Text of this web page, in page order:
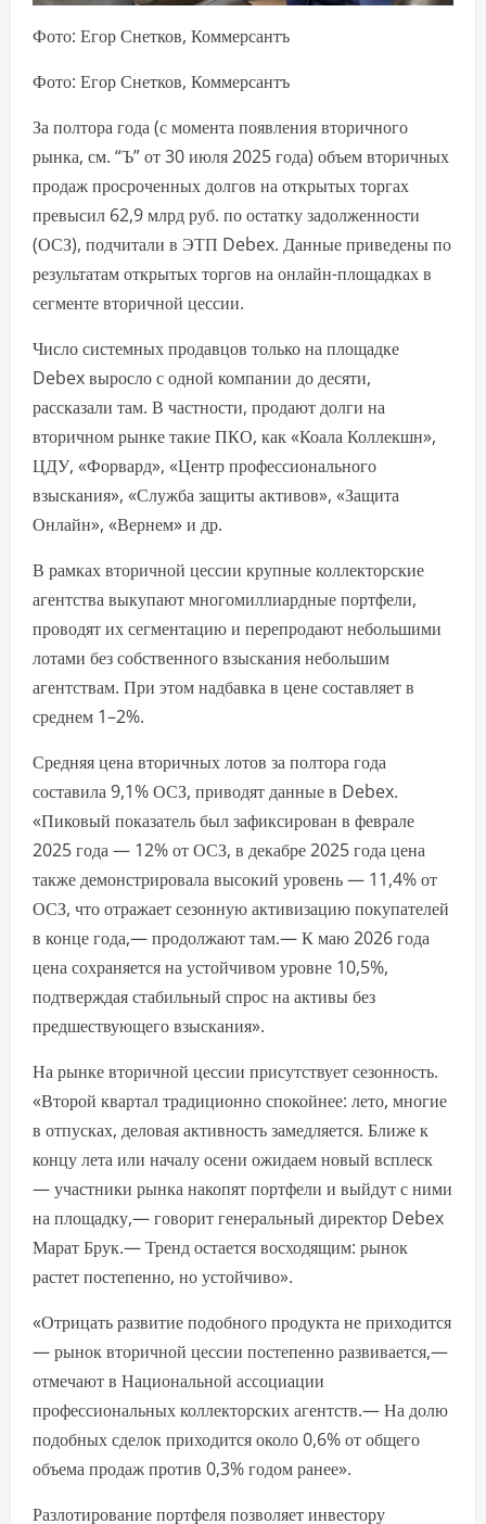
Фото: Егор Снетков, Коммерсантъ
Фото: Егор Снетков, Коммерсантъ
За полтора года (с момента появления вторичного
рынка, см. “Ъ” от 30 июля 2025 года) объем вторичных
продаж просроченных долгов на открытых торгах
превысил 62,9 млрд руб. по остатку задолженности
(ОСЗ), подчитали в ЭТП Debex. Данные приведены по
результатам открытых торгов на онлайн-площадках в
сегменте вторичной цессии.
Число системных продавцов только на площадке
Debex выросло с одной компании до десяти,
рассказали там. В частности, продают долги на
вторичном рынке такие ПКО, как «Коала Коллекшн»,
ЦДУ, «Форвард», «Центр профессионального
взыскания», «Служба защиты активов», «Защита
Онлайн», «Вернем» и др.
В рамках вторичной цессии крупные коллекторские
агентства выкупают многомиллиардные портфели,
проводят их сегментацию и перепродают небольшими
лотами без собственного взыскания небольшим
агентствам. При этом надбавка в цене составляет в
среднем 1–2%.
Средняя цена вторичных лотов за полтора года
составила 9,1% ОСЗ, приводят данные в Debex.
«Пиковый показатель был зафиксирован в феврале
2025 года — 12% от ОСЗ, в декабре 2025 года цена
также демонстрировала высокий уровень — 11,4% от
ОСЗ, что отражает сезонную активизацию покупателей
в конце года,— продолжают там.— К маю 2026 года
цена сохраняется на устойчивом уровне 10,5%,
подтверждая стабильный спрос на активы без
предшествующего взыскания».
На рынке вторичной цессии присутствует сезонность.
«Второй квартал традиционно спокойнее: лето, многие
в отпусках, деловая активность замедляется. Ближе к
концу лета или началу осени ожидаем новый всплеск
— участники рынка накопят портфели и выйдут с ними
на площадку,— говорит генеральный директор Debex
Марат Брук.— Тренд остается восходящим: рынок
растет постепенно, но устойчиво».
«Отрицать развитие подобного продукта не приходится
— рынок вторичной цессии постепенно развивается,—
отмечают в Национальной ассоциации
профессиональных коллекторских агентств.— На долю
подобных сделок приходится около 0,6% от общего
объема продаж против 0,3% годом ранее».
Разлотирование портфеля позволяет инвестору